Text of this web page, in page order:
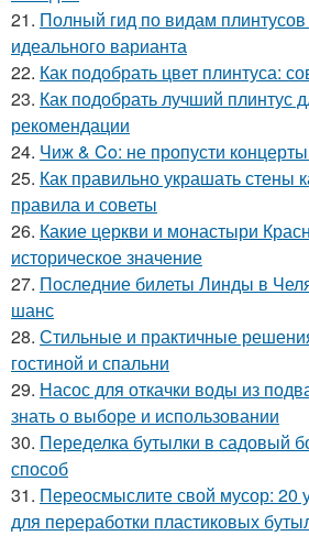
21. Полный гид по видам
идеального варианта
22. Как подобрать цвет плинтуса:
23. Как подобрать лучший плинтус
рекомендации
24. Чиж & Co: не пропусти концерты
25. Как правильно украшать стены
правила и советы
26. Какие церкви и монастыри
историческое значение
27. Последние билеты Линды в
шанс
28. Стильные и практичные
гостиной и спальни
29. Насос для откачки воды из
знать о выборе и использовании
30. Переделка бутылки в садовый
способ
31. Переосмыслите свой мусор: 20
для переработки пластиковых